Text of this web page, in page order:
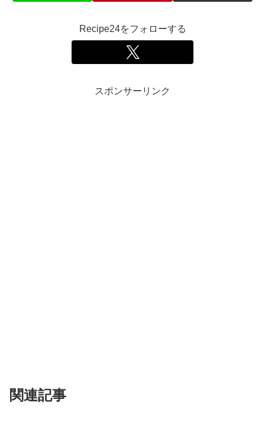
Recipe24をフォローする
スポンサーリンク
関連記事